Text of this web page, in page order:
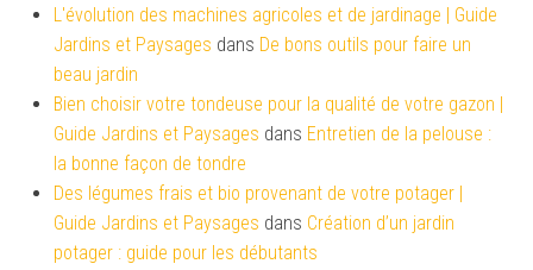
L'évolution des machines agricoles et de jardinage | Guide
Jardins et Paysages dans De bons outils pour faire un
beau jardin
Bien choisir votre tondeuse pour la qualité de votre gazon |
Guide Jardins et Paysages dans Entretien de la pelouse :
la bonne façon de tondre
Des légumes frais et bio provenant de votre potager |
Guide Jardins et Paysages dans Création d’un jardin
potager : guide pour les débutants